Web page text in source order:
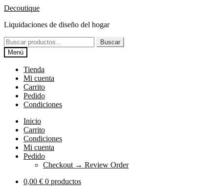
Ir
la
Ir
contenido
Decoutique
Liquidaciones de diseño del hogar
Buscar
por:
Buscar
Menú
Tienda
Mi cuenta
Carrito
Pedido
Condiciones
Inicio
Carrito
Condiciones
Mi cuenta
Pedido
Checkout → Review Order
0,00 € 0 productos